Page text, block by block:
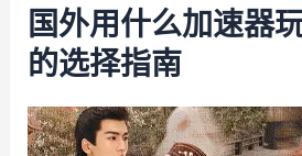
国外用什么加速器
的选择指南